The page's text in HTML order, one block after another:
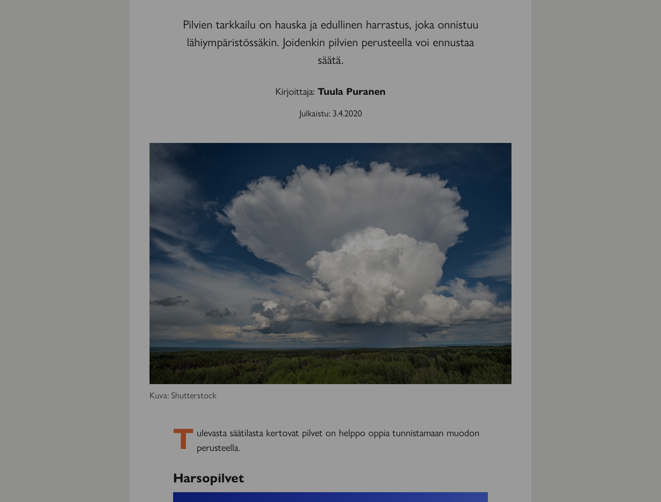
Pilvien tarkkailu on hauska ja edullinen harrastus, joka onnistuu
lähiympäristössäkin. Joidenkin pilvien perusteella voi ennustaa
säätä.
Kirjoittaja: Tuula Puranen
Julkaistu: 3.4.2020
Kuva: Shutterstock
T ulevasta säätilasta kertovat pilvet on helppo oppia tunnistamaan muodon
perusteella.
Harsopilvet